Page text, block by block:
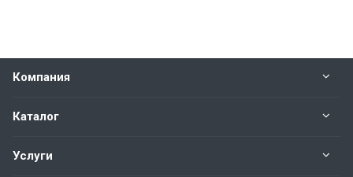
Компания
Каталог
Услуги